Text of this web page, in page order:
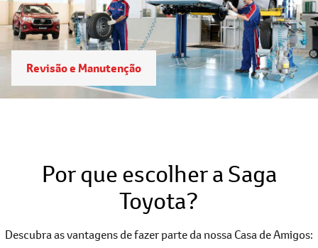
Revisão e Manutenção
Por que escolher a Saga
Toyota?
Descubra as vantagens de fazer parte da nossa Casa de Amigos: